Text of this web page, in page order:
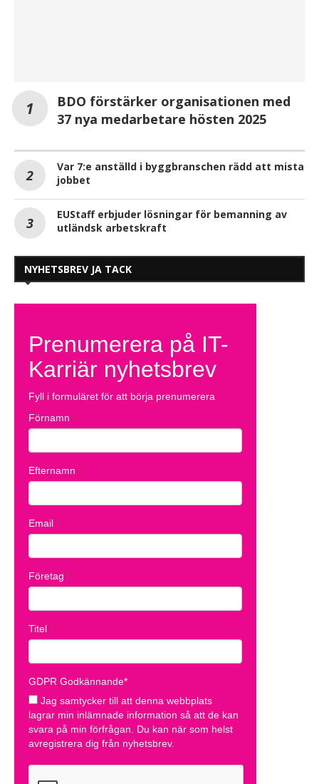
BDO förstärker organisationen med
37 nya medarbetare hösten 2025
Var 7:e anställd i byggbranschen rädd att mista
jobbet
EUStaff erbjuder lösningar för bemanning av
utländsk arbetskraft
NYHETSBREV JA TACK